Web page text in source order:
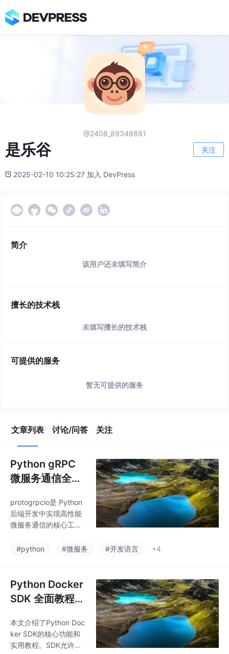
@2408_89348881
是乐谷 关注
2025-02-10 10:25:27 加入 DevPress
简介
该用户还未填写简介
擅长的技术栈
未填写擅长的技术栈
可提供的服务
暂无可提供的服务
文章列表 讨论/问答 关注
Python gRPC
微服务通信全面
串联与实战指南
protogrpcio是 Python
后端开发中实现高性能
微服务通信的核心工
HTTP/2 的设计，完美
作问题。掌握 gRPC 技
能，能大幅提升你在微
服务架构、分布式系统
前主流互联网公司（如
字节、阿里、腾讯）的
后端架构均广泛采用 gR
#python #微服务 #开发语言 +4
Python Docker
SDK 全面教程：
实战指南
本文介绍了Python Doc
ker SDK的核心功能和
实用教程。SDK允许通